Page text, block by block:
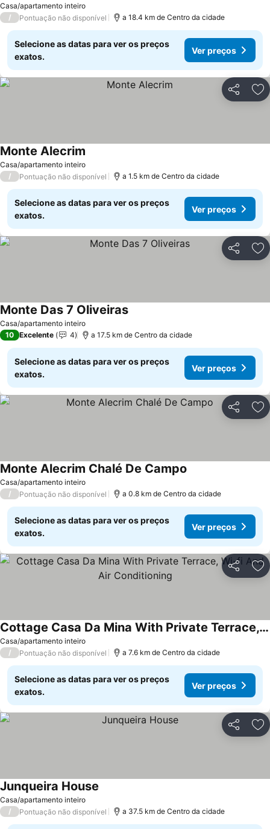
Casa/apartamento inteiro
/ Pontuação não disponível a 18.4 km de Centro da cidade
Selecione as datas para ver os preços
exatos.
Ver preços
Partilhar
Casa/apartamento inteiro
Monte Alecrim
/ Pontuação não disponível a 1.5 km de Centro da cidade
Selecione as datas para ver os preços
exatos.
Ver preços
Partilhar
Casa/apartamento inteiro
Monte Das 7 Oliveiras
10 Excelente 4 a 17.5 km de Centro da cidade
Selecione as datas para ver os preços
exatos.
Ver preços
Partilhar
Casa/apartamento inteiro
Monte Alecrim Chalé De Campo
/ Pontuação não disponível a 0.8 km de Centro da cidade
Selecione as datas para ver os preços
exatos.
Ver preços
Partilhar
Casa/apartamento inteiro
Cottage Casa Da Mina With Private Terrace, Wi-fi And Air Conditioning
/ Pontuação não disponível a 7.6 km de Centro da cidade
Selecione as datas para ver os preços
exatos.
Ver preços
Partilhar
Casa/apartamento inteiro
Junqueira House
/ Pontuação não disponível a 37.5 km de Centro da cidade